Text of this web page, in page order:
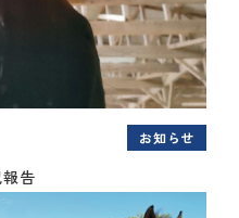
お知らせ
告